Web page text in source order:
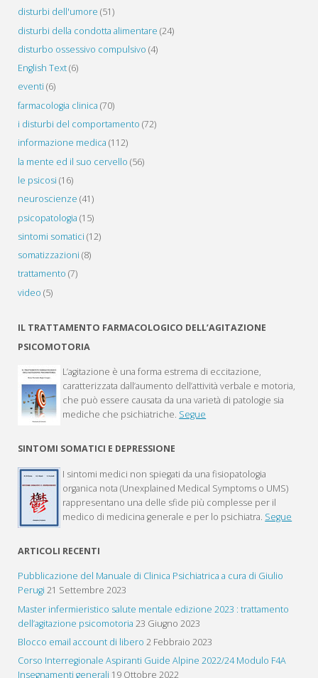
disturbi dell'umore (51)
disturbi della condotta alimentare (24)
disturbo ossessivo compulsivo (4)
English Text(6)
eventi (6)
farmacologia clinica (70)
i disturbi del comportamento (72)
informazione medica (112)
la mente ed il suo cervello (56)
le psicosi (16)
neuroscienze (41)
psicopatologia (15)
sintomi somatici (12)
somatizzazioni (8)
trattamento (7)
video (5)
IL TRATTAMENTO FARMACOLOGICO DELL’AGITAZIONE
PSICOMOTORIA
L’agitazione è una forma estrema di eccitazione,
caratterizzata dall’aumento dell’attività verbale e motoria,
che può essere causata da una varietà di patologie sia
mediche che psichiatriche. Segue
SINTOMI SOMATICI E DEPRESSIONE
I sintomi medici non spiegati da una fisiopatologia
organica nota (Unexplained Medical Symptoms o UMS)
rappresentano una delle sfide più complesse per il
medico di medicina generale e per lo psichiatra. Segue
ARTICOLI RECENTI
Pubblicazione del Manuale di Clinica Psichiatrica a cura di Giulio
Perugi 21 Settembre 2023
Master infermieristico salute mentale edizione 2023 : trattamento
dell’agitazione psicomotoria 23 Giugno 2023
Blocco email account di libero 2 Febbraio 2023
Corso Interregionale Aspiranti Guide Alpine 2022/24 Modulo F4A
Insegnamenti generali 19 Ottobre 2022